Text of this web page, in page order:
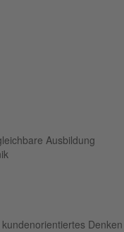
Ausbildung
Denken